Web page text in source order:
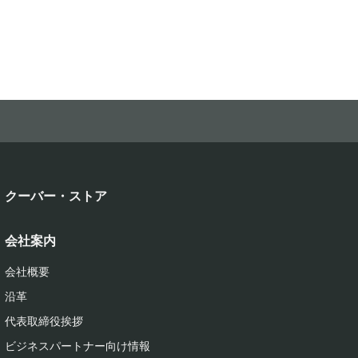
クーバー・ストア
会社案内
会社概要
沿革
代表取締役挨拶
ビジネスパートナー向け情報